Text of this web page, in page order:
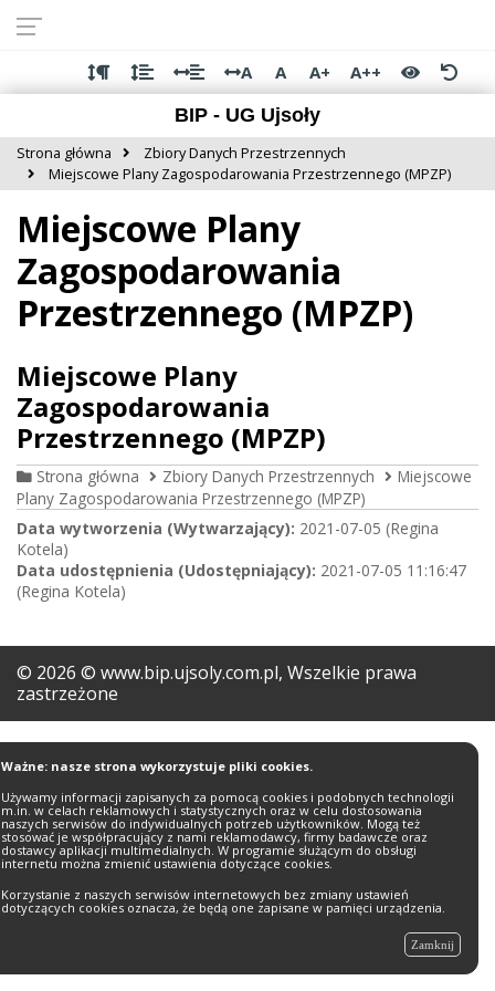
dostępności
głównej
treści
menu
stopki
A A A+
A++
BIP - UG Ujsoły
Strona główna
Zbiory Danych Przestrzennych
Miejscowe Plany Zagospodarowania Przestrzennego (MPZP)
Miejscowe Plany
Zagospodarowania
Przestrzennego (MPZP)
Miejscowe Plany
Zagospodarowania
Przestrzennego (MPZP)
Strona główna Zbiory Danych Przestrzennych
Miejscowe
Plany Zagospodarowania Przestrzennego (MPZP)
Data wytworzenia (Wytwarzający): 2021-07-05 (Regina
Kotela)
Data udostępnienia (Udostępniający): 2021-07-05 11:16:47
(Regina Kotela)
© 2026 © www.bip.ujsoly.com.pl, Wszelkie prawa
zastrzeżone
Ważne: nasze strona wykorzystuje pliki cookies.
Używamy informacji zapisanych za pomocą cookies i podobnych technologii
m.in. w celach reklamowych i statystycznych oraz w celu dostosowania
naszych serwisów do indywidualnych potrzeb użytkowników. Mogą też
stosować je współpracujący z nami reklamodawcy, firmy badawcze oraz
dostawcy aplikacji multimedialnych. W programie służącym do obsługi
internetu można zmienić ustawienia dotyczące cookies.
Korzystanie z naszych serwisów internetowych bez zmiany ustawień
dotyczących cookies oznacza, że będą one zapisane w pamięci urządzenia.
Zamknij